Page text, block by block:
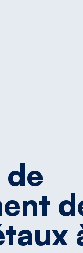
de